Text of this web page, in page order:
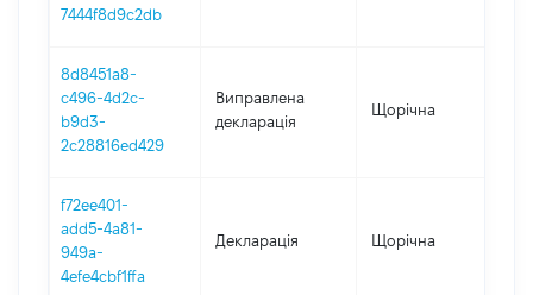
7444f8d9c2db
8d8451a8-
c496-4d2c-
b9d3-
2c28816ed429
Виправлена
декларація
Щорічна
f72ee401-
add5-4a81-
949a-
4efe4cbf1ffa
Декларація Щорічна